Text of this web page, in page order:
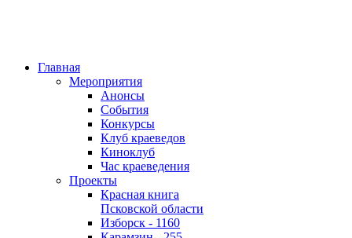
Главная
Мероприятия
Анонсы
События
Конкурсы
Клуб краеведов
Киноклуб
Час краеведения
Проекты
Красная книга
Псковской области
Изборск - 1160